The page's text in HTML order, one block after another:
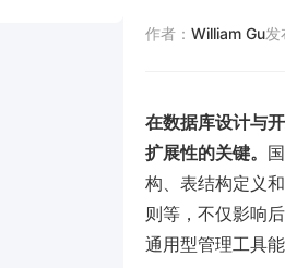
作者： William Gu发
在数据库设计与
扩展性的关键。
构、表结构定义
则等，不仅影响
通用型管理工具